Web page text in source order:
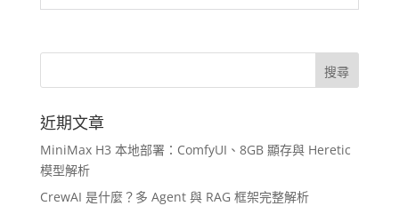
近期文章
MiniMax H3 本地部署：ComfyUI、8GB 顯存與 Heretic
模型解析
CrewAI 是什麼？多 Agent 與 RAG 框架完整解析